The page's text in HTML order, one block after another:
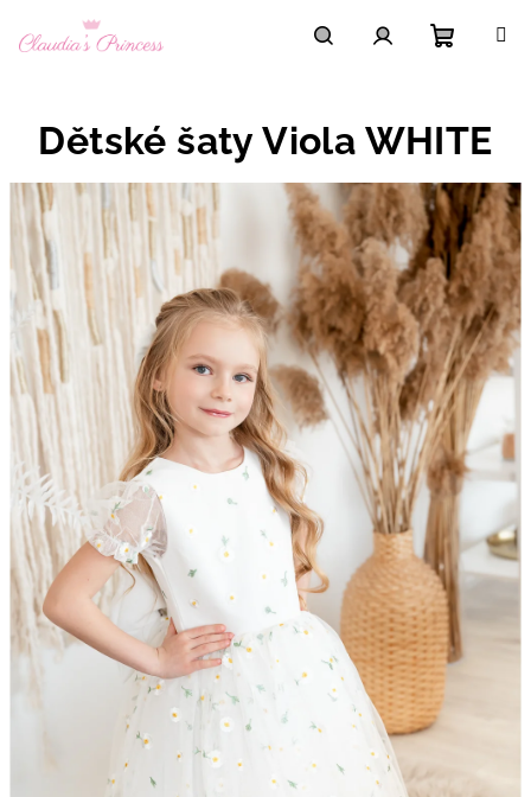
obsah
košík
Dětské šaty Viola WHITE